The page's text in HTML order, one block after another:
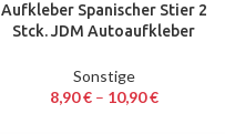
Aufkleber Spanischer Stier 2
Stck. JDM Autoaufkleber
Sonstige
8,90€– 10,90€